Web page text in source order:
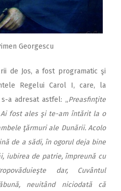
Georgescu
de Jos, a fost programatic şi
Regelui Carol I, care, la
a adresat astfel: „Preasfinţite
Ai fost ales şi te-am întărit la o
ţărmuri ale Dunării. Acolo
de a sădi, în ogorul deja bine
iubirea de patrie, împreună cu
dar, Cuvântul
neuitând niciodată că